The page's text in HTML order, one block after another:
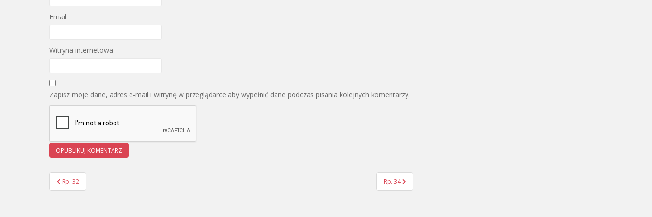
Email
Witryna internetowa
Zapisz moje dane, adres e-mail i witrynę w przeglądarce aby wypełnić dane podczas pisania kolejnych komentarzy.
Nawigacja wpisu
Rp. 32 Rp. 34